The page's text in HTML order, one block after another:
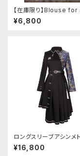
【在庫限り】Blouse for
e automaton
¥6,800
ロングスリーブアシンメ
ャイナドレス
¥16,800